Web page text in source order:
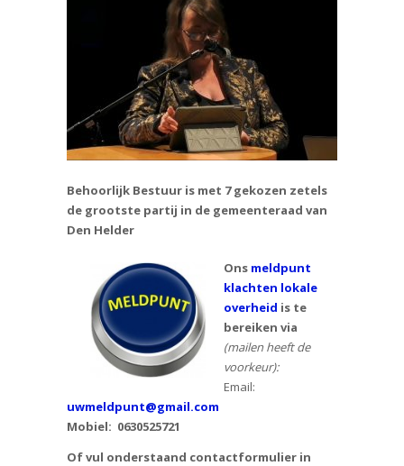
Behoorlijk Bestuur is met 7 gekozen zetels
de grootste partij in de gemeenteraad van
Den Helder
Ons meldpunt
klachten lokale
overheid is te
bereiken via
(mailen heeft de
voorkeur):
Email:
uwmeldpunt@gmail.com
Mobiel: 0630525721
Of vul onderstaand contactformulier in